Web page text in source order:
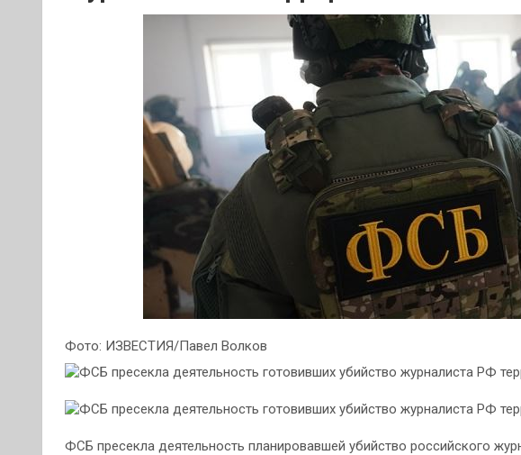
Фото: ИЗВЕСТИЯ/Павел Волков
ФСБ пресекла деятельность планировавшей убийство российского